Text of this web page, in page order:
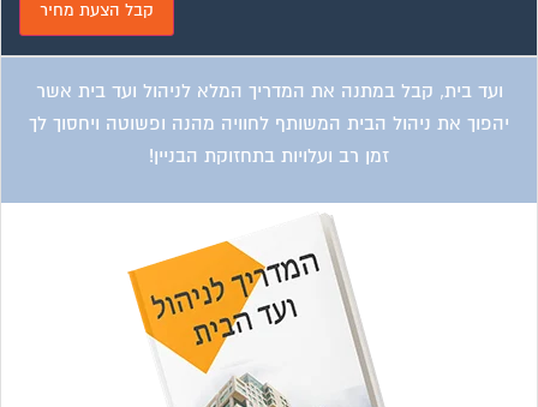
ועד בית, קבל במתנה את המדריך המלא לניהול ועד בית אשר
יהפוך את ניהול הבית המשותף לחוויה מהנה ופשוטה ויחסוך לך
זמן רב ועלויות בתחזוקת הבניין!